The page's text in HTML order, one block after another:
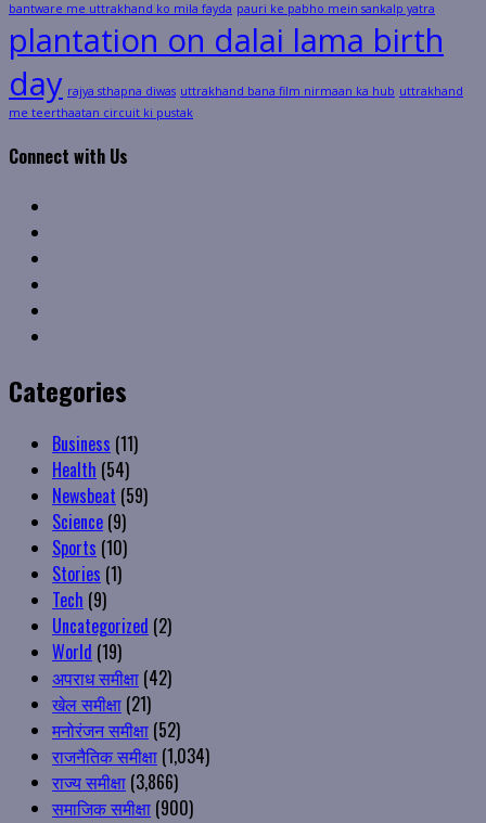
bantware me uttrakhand ko mila fayda pauri ke pabho mein sankalp yatra
plantation on dalai lama birth
day rajya sthapna diwas uttrakhand bana film nirmaan ka hub uttrakhand
me teerthaatan circuit ki pustak
Connect with Us
Categories
Business (11)
Health (54)
Newsbeat (59)
Science (9)
Sports (10)
Stories (1)
Tech (9)
Uncategorized (2)
World (19)
अपराध समीक्षा (42)
खेल समीक्षा (21)
मनोरंजन समीक्षा (52)
राजनैतिक समीक्षा (1,034)
राज्य समीक्षा (3,866)
समाजिक समीक्षा (900)